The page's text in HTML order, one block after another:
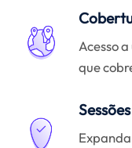
Acesso
que